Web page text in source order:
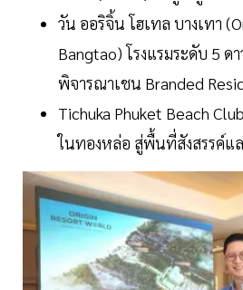
วัน ออริจิ้น โฮเทล บางเทา
Bangtao) โรงแรมระดับ 5 ดา
พิจารณาเชน Branded
Tichuka Phuket Beach
ในทองหล่อ สู่พื้นที่สังสรรค์แ